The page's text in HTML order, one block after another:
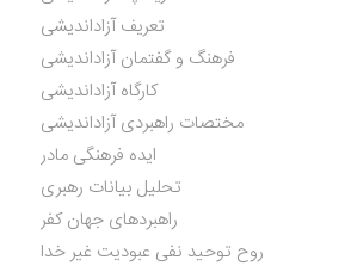
تعریف آزاداندیشی
فرهنگ و گفتمان آزاداندیشی
کارگاه آزاداندیشی
مختصات راهبردی آزاداندیشی
ایده فرهنگی مادر
تحلیل بیانات رهبری
راهبردهای جهان کفر
روح توحید نفی عبودیت غیر خدا